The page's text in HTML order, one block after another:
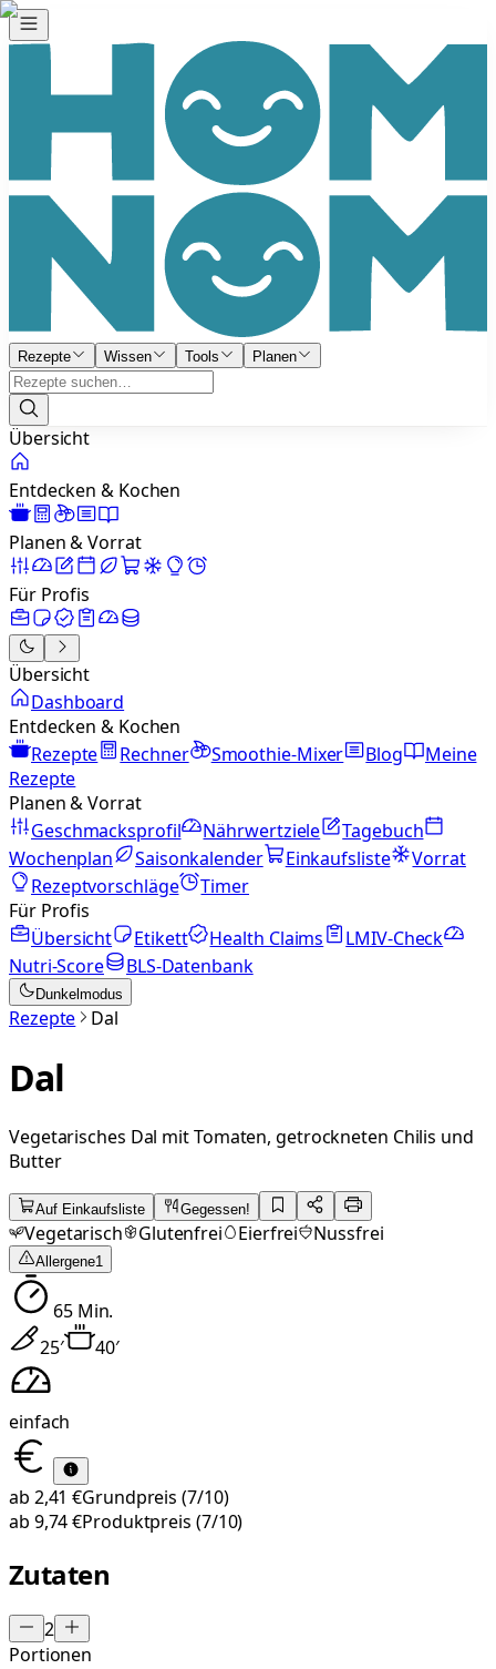
Rezepte Wissen Tools Planen
Übersicht
Entdecken & Kochen
Planen & Vorrat
Für Profis
Übersicht
Dashboard
Entdecken & Kochen
Rezepte
Rechner Smoothie-Mixer Blog
Meine
Rezepte
Planen & Vorrat
Geschmacksprofil
Nährwertziele
Tagebuch
Wochenplan
Saisonkalender Einkaufsliste
Vorrat
Rezeptvorschläge
Timer
Für Profis
Übersicht
Etikett Health Claims
LMIV-Check
Nutri-Score
BLS-Datenbank
Dunkelmodus
Rezepte Dal
Dal
Vegetarisches Dal mit Tomaten, getrockneten Chilis und
Butter
Auf Einkaufsliste Gegessen!
Vegetarisch Glutenfrei Eierfrei Nussfrei
Allergene1
65Min.
25′ 40′
einfach
ab 2,41 €Grundpreis (7/10)
ab 9,74 €Produktpreis (7/10)
Zutaten
2
Portionen